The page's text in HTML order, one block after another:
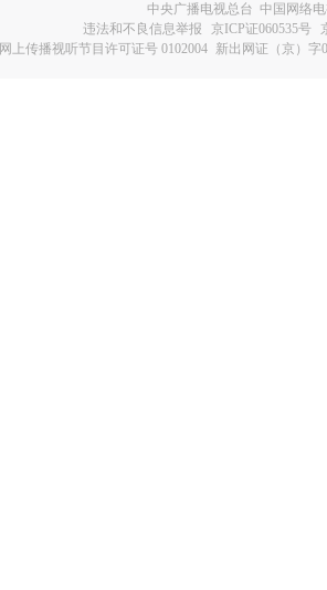
中央广播电视总台 中国网络
违法和不良信息举报
京ICP证060535号
网上传播视听节目许可证号 0102004 新出网证（京）